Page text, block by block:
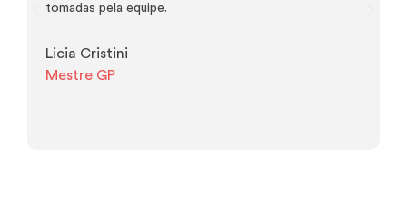
tomadas pela equipe.
Licia Cristini
Mestre GP